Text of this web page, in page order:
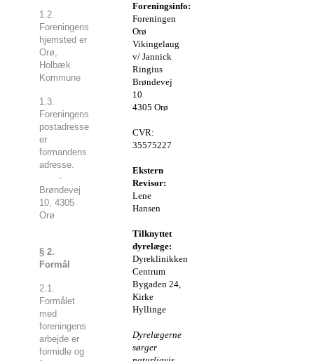
1.2.
Foreningens
hjemsted er
Orø,
Holbæk
Kommune
1.3.
Foreningens
postadresse
er
formandens
adresse.
-
Brøndevej
10, 4305
Orø
§ 2.
Formål
2.1.
Formålet
med
foreningens
arbejde er
formidle og
Foreningsinfo:
Foreningen
Orø
Vikingelaug
v/ Jannick
Ringius
Brøndevej
10
4305 Orø
CVR:
35575227
Ekstern
Revisor:
Lene
Hansen
Tilknyttet
dyrelæge:
Dyreklinikken
Centrum
Bygaden 24,
Kirke
Hyllinge
Dyrelægerne
sørger